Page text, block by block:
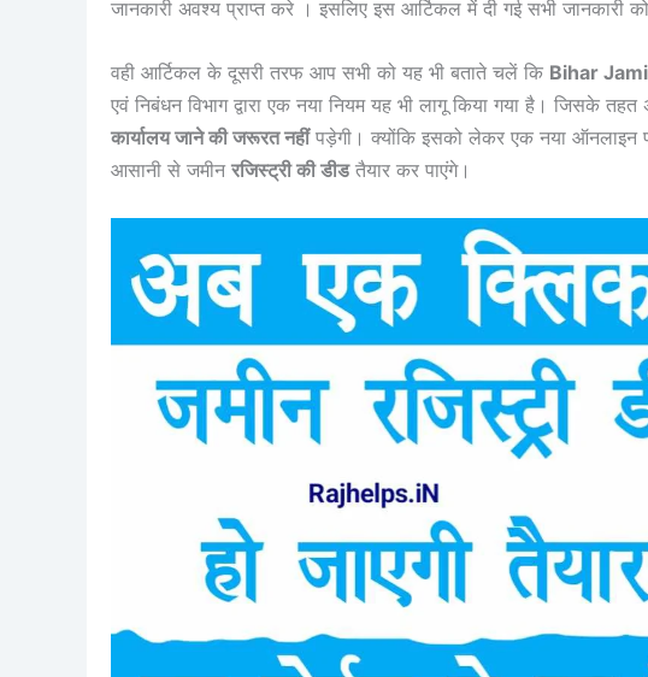
जानकारी अवश्य प्राप्त करे । इसलिए इस आर्टिकल में दी गई सभी जानकारी
वही आर्टिकल के दूसरी तरफ आप सभी को यह भी बताते चलें कि Bihar
एवं निबंधन विभाग द्वारा एक नया नियम यह भी लागू किया गया है। जिसके तहत
कार्यालय जाने की जरूरत नहींपड़ेगी। क्योंकि इसको लेकर एक नया ऑनलाइन
आसानी से जमीन रजिस्ट्री की डीडतैयार कर पाएंगे।